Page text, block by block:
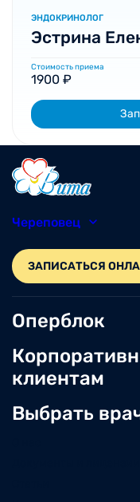
ЭНДОКРИНОЛОГ
Эстрина
Стоимость приема
1900 ₽
Череповец
ЗАПИСАТЬСЯ
Оперблок
клиентам
Выбрать